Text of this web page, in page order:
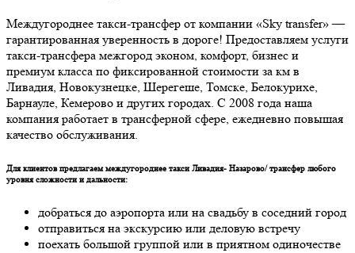
Междугороднее такси-трансфер от компании «Sky transfer» —
гарантированная уверенность в дороге! Предоставляем услуги
такси-трансфера межгород эконом, комфорт, бизнес и
премиум класса по фиксированной стоимости за км в
Ливадия, Новокузнецке, Шерегеше, Томске, Белокурихе,
Барнауле, Кемерово и других городах. С 2008 года наша
компания работает в трансферной сфере, ежедневно повышая
качество обслуживания.
Для клиентов предлагаем междугороднее такси Ливадия- Назарово/ трансфер любого
уровня сложности и дальности:
добраться до аэропорта или на свадьбу в соседний город
отправиться на экскурсию или деловую встречу
поехать большой группой или в приятном одиночестве